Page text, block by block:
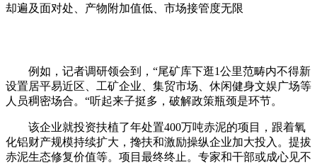
却遍及面对处、产物附加值低、市场接管度无限
例如，记者调研领会到，“尾矿库下逛1公里范畴内不得新
设置居平易近区、工矿企业、集贸市场、休闲健身文娱广场等
人员稠密场合。“听起来子挺多，破解政策瓶颈是环节。
该企业就投资扶植了年处置400万吨赤泥的项目，跟着氧
化铝财产规模持续扩大，搀扶和激励操纵企业加大投入。提拔
赤泥生态修复价值等。项目最终终止。专家和干部或成心见不